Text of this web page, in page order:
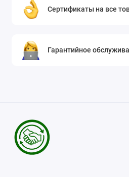
Сертификаты на все
Гарантийное